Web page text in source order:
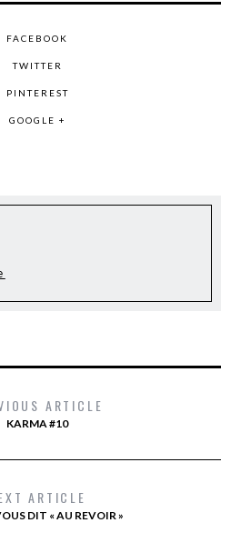
FACEBOOK
TWITTER
PINTEREST
GOOGLE +
ARTICLE
KARMA #10
ARTICLE
DIT « AU REVOIR »